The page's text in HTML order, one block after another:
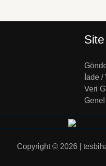
İade
Veri
Copyright © 2026 |